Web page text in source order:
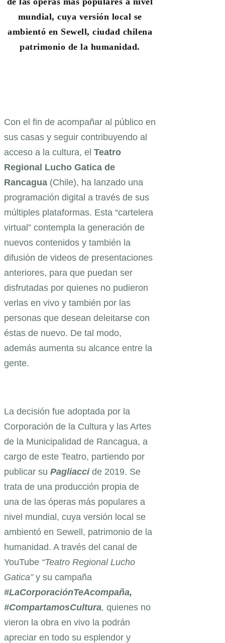
mundial, cuya versión local se
ambientó en Sewell, ciudad chilena
patrimonio de la humanidad.
Con el fin de acompañar al público en
sus casas y seguir contribuyendo al
acceso a la cultura, el Teatro
Regional Lucho Gatica de
Rancagua (Chile), ha lanzado una
programación digital a través de sus
múltiples plataformas. Esta “cartelera
virtual” contempla la generación de
nuevos contenidos y también la
difusión de videos de presentaciones
anteriores, para que puedan ser
disfrutadas por quienes no pudieron
verlas en vivo y también por las
personas que desean deleitarse con
éstas de nuevo. De tal modo,
además aumenta su alcance entre la
gente.
La decisión fue adoptada por la
Corporación de la Cultura y las Artes
de la Municipalidad de Rancagua, a
cargo de este Teatro, partiendo por
publicar su Pagliaccide 2019. Se
trata de una producción propia de
una de las óperas más populares a
nivel mundial, cuya versión local se
ambientó en Sewell, patrimonio de la
humanidad. A través del canal de
YouTube “Teatro Regional Lucho
Gatica”y su campaña
#LaCorporaciónTeAcompaña,
#CompartamosCultura, quienes no
vieron la obra en vivo la podrán
apreciar en todo su esplendor y